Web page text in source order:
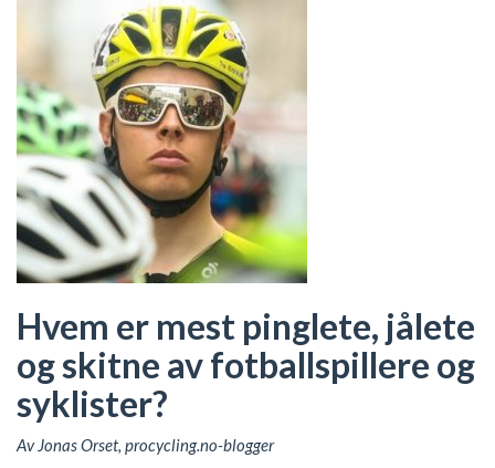
Hvem er mest pinglete, jålete
og skitne av fotballspillere og
syklister?
Av Jonas Orset, procycling.no-blogger